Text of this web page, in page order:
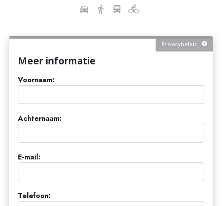
Privacybeleid
Meer informatie
Voornaam:
Achternaam:
E-mail:
Telefoon: